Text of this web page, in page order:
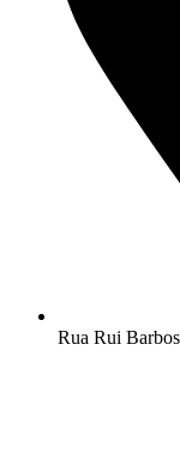
Rua Rui